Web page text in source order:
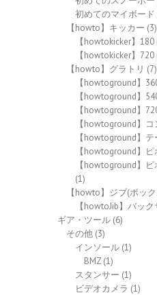
初めてのマイボード
【howto】キッカー (3)
【howtokicker】180
【howtokicker】720
【howto】グラトリ (7)
【howtoground】
【howtoground】
【howtoground】
【howtoground】コ
【howtoground】
【howtoground】
【howtoground】
(1)
【howto】ジブ(ボッ
【howtoJib】バック
ギア・ツール (6)
その他 (3)
インソール (1)
BMZ (1)
スタンサー (1)
ビデオカメラ (1)